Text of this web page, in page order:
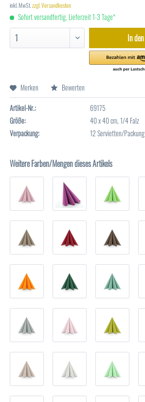
inkl. MwSt.zzgl. Versandkosten
Sofort versandfertig, Lieferzeit 1-3 Tage*
In den
Merken
Bewerten
Artikel-Nr.:
69175
Größe:
40 x 40 cm, 1/4 Falz
Verpackung:
12 Servietten/Packung
Weitere Farben/Mengen dieses Artikels